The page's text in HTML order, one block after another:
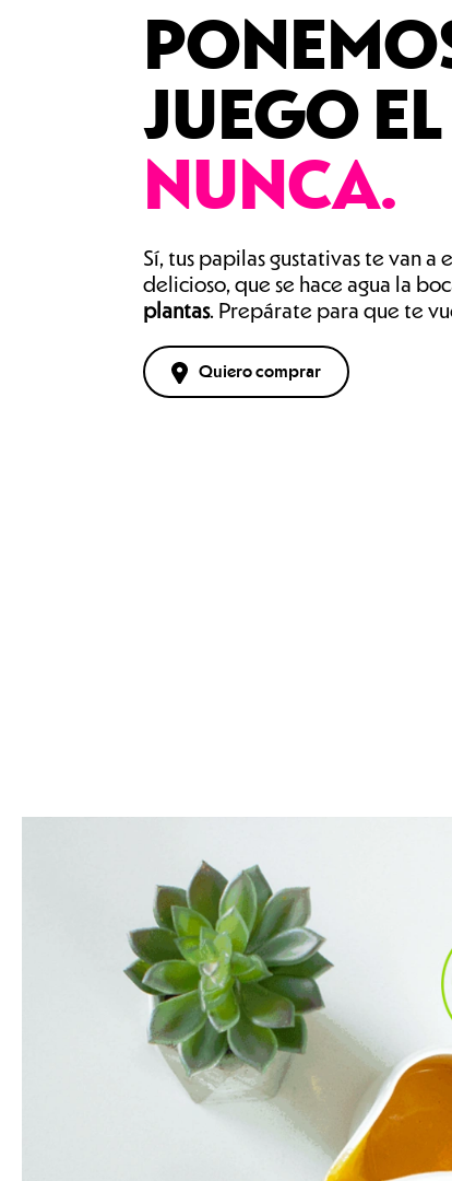
JUEGO
NUNCA.
Sí, tus papilas gustativas te van a
delicioso, que se hace agua la
plantas. Prepárate para que te
Quiero comprar